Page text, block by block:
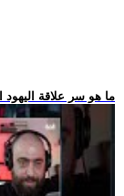
.. ما هو سر علاقة